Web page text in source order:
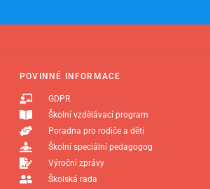
POVINNÉ INFORMACE
GDPR
Školní vzdělávací program
Poradna pro rodiče a děti
Školní speciální pedagogog
Výroční zprávy
Školská rada